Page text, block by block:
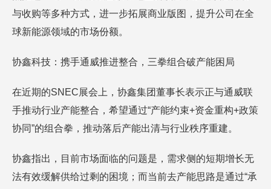
与收购等多种方式，进一步拓展商业版图，提升公司在全
球新能源领域的市场份额。
协鑫科技：携手通威推进整合，三拳组合破产能困局
在近期的SNEC展会上，协鑫集团董事长表示正与通威联
手推动行业产能整合，希望通过“产能约束+资金重构+政策
协同”的组合拳，推动落后产能出清与行业秩序重建。
协鑫指出，目前市场面临的问题是，需求侧的短期增长无
法有效缓解供给过剩的困境；而当前去产能思路是通过“承